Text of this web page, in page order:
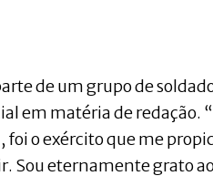
de um grupo de
em matéria de redação.
o exército que me
Sou eternamente grato